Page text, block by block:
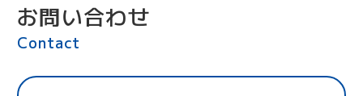
お問い合わせ
Contact